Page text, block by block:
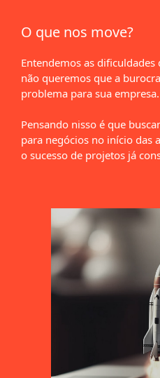
O que nos move?
Entendemos as
não queremos que a
problema para sua empresa.
Pensando nisso é que
para negócios no início das
o sucesso de projetos já